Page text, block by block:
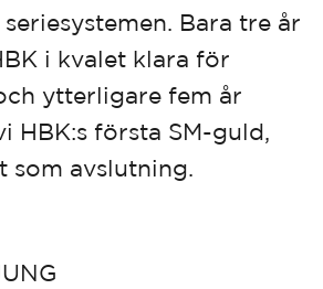
Bara tre år
i kvalet klara för
ytterligare fem år
HBK:s första SM-guld,
som avslutning.